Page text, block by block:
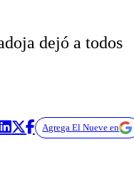
dejó a todos
Agrega El Nueve en